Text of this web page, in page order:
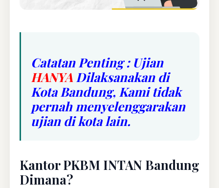
Catatan Penting : Ujian
HANYA Dilaksanakan di
Kota Bandung, Kami tidak
pernah menyelenggarakan
ujian di kota lain.
Kantor PKBM INTAN Bandung
Dimana?